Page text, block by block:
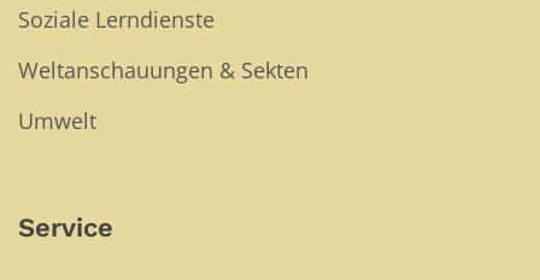
Soziale Lerndienste
Weltanschauungen & Sekten
Umwelt
Service